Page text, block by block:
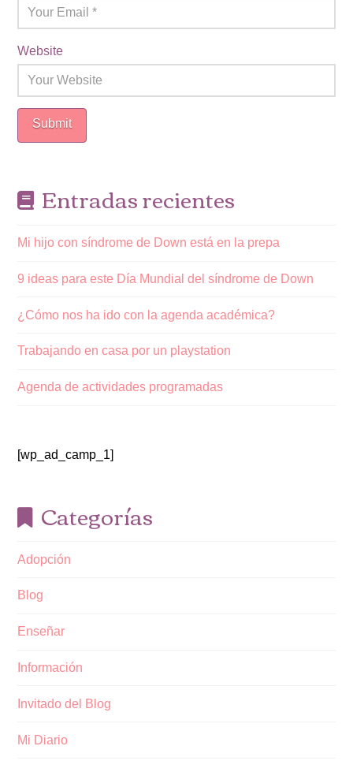
Website
Entradas recientes
Mi hijo con síndrome de Down está en la prepa
9 ideas para este Día Mundial del síndrome de Down
¿Cómo nos ha ido con la agenda académica?
Trabajando en casa por un playstation
Agenda de actividades programadas
[wp_ad_camp_1]
Categorías
Adopción
Blog
Enseñar
Información
Invitado del Blog
Mi Diario